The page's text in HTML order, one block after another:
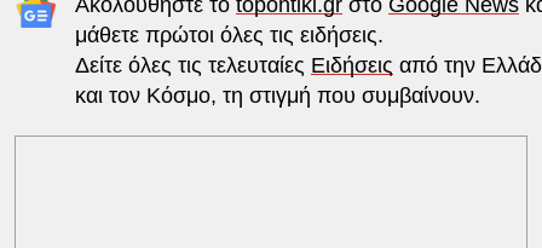
Ακολουθήστε το topontiki.grστο Google News
μάθετε πρώτοι όλες τις ειδήσεις.
Δείτε όλες τις τελευταίες Ειδήσεις από την
και τον Κόσμο, τη στιγμή που συμβαίνουν.